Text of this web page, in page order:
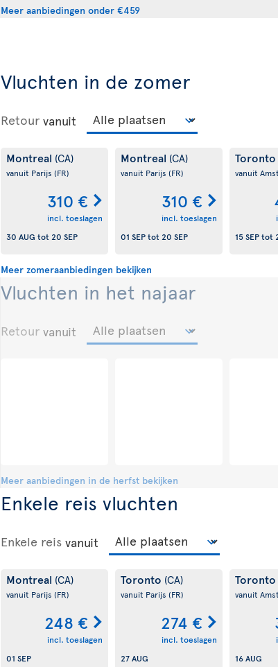
Meer aanbiedingen onder €459
Vluchten in de zomer
Retour vanuit
Montreal (CA)
vanuit Parijs (FR)
310 €
incl. toeslagen
30 AUG tot 20 SEP
Montreal (CA)
vanuit Parijs (FR)
310 €
incl. toeslagen
01 SEPtot 20 SEP
Toronto
vanuit
15 SEPtot
Meer zomeraanbiedingen bekijken
Vluchten in het najaar
Retour vanuit
Meer aanbiedingen in de herfst bekijken
Enkele reis vluchten
Enkele reis vanuit
Montreal (CA)
vanuit Parijs (FR)
248 €
incl. toeslagen
01 SEP
Toronto (CA)
vanuit Parijs (FR)
274 €
incl. toeslagen
27 AUG
Toronto
vanuit
16 AUG